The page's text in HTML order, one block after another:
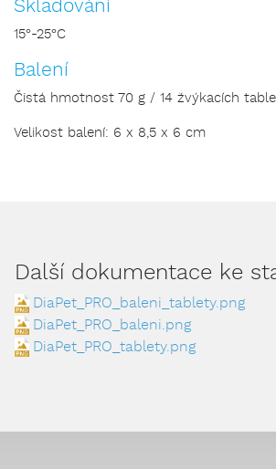
Skladování
15°-25°C
Balení
Čistá hmotnost 70 g / 14 žvýkacích
Velikost balení: 6 x 8,5 x 6 cm
Další dokumentace ke
DiaPet_PRO_baleni_tablety.png
DiaPet_PRO_baleni.png
DiaPet_PRO_tablety.png